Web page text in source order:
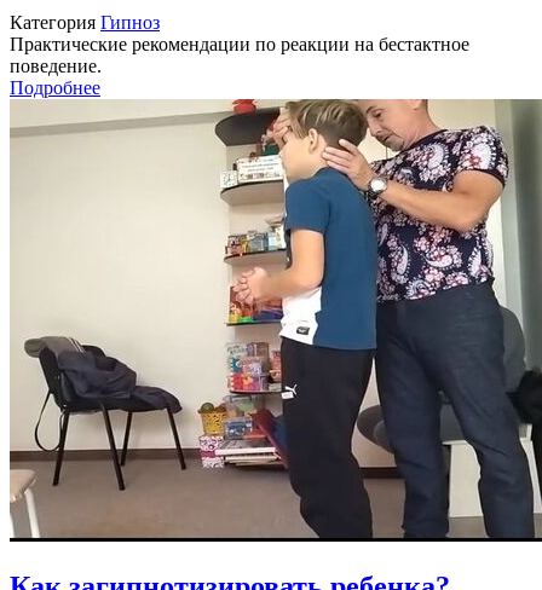
Категория Гипноз
Практические рекомендации по реакции на бестактное
поведение.
Подробнее